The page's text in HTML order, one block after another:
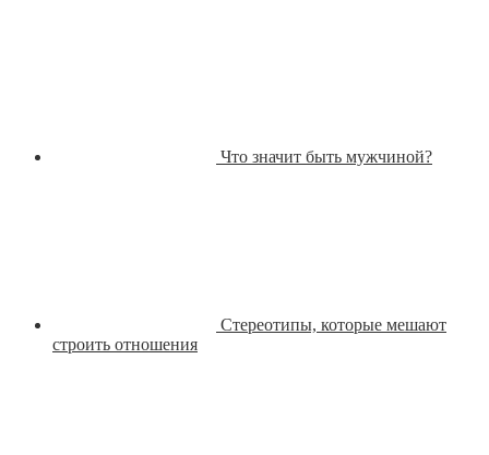
Что значит быть мужчиной?
Стереотипы, которые мешают
строить отношения